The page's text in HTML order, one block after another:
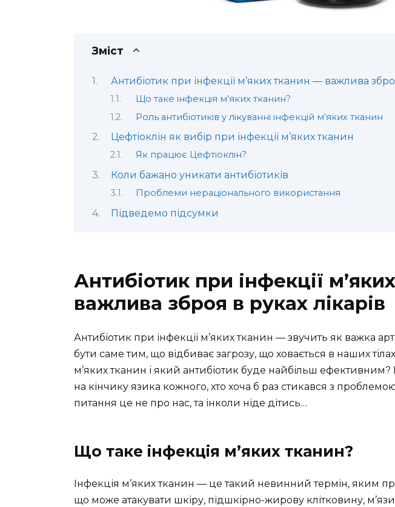
Зміст
Антибіотик при інфекції м’яких тканин — важлива
Що таке інфекція м’яких тканин?
Роль антибіотиків у лікуванні інфекцій м’яких тканин
Цефтіоклін як вибір при інфекції м’яких тканин
Як працює Цефтіоклін?
Коли бажано уникати антибіотиків
Проблеми нераціонального використання
Підведемо підсумки
Антибіотик при інфекції
важлива зброя в руках лікарів
Антибіотик при інфекції м’яких тканин — звучить як важка
бути саме тим, що відбиває загрозу, що ховається в наших
м’яких тканин і який антибіотик буде найбільш ефективним?
на кінчику язика кожного, хто хоча б раз стикався з
питання це не про нас, та інколи ніде дітись…
Що таке інфекція м’яких тканин?
Інфекція м’яких тканин — це такий невинний термін, яким
що може атакувати шкіру, підшкірно-жирову клітковину, м’язи